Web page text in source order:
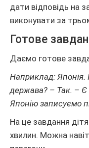
дати відповідь на
виконувати за
Готове
Даємо готове
Наприклад: Японія.
держава? – Так. – Є
Японію записуємо
На це завдання
хвилин. Можна